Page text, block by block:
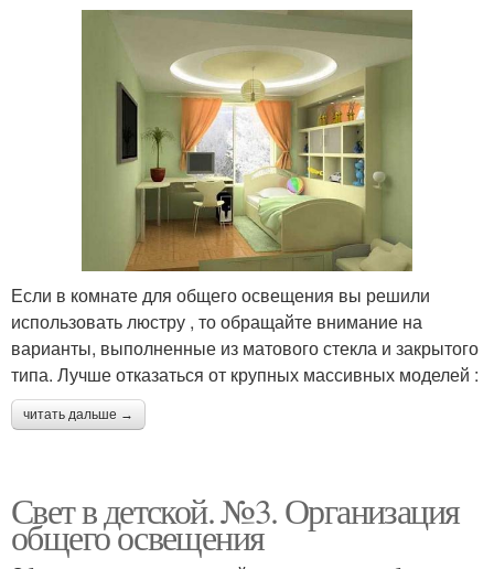
Если в комнате для общего освещения вы решили
использовать люстру , то обращайте внимание на
варианты, выполненные из матового стекла и закрытого
типа. Лучше отказаться от крупных массивных моделей :
читать дальше →
Свет в детской. №3. Организация
общего освещения